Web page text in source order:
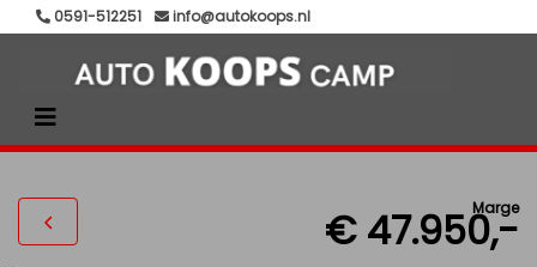
0591-512251 info@autokoops.nl
Marge
€ 47.950,-